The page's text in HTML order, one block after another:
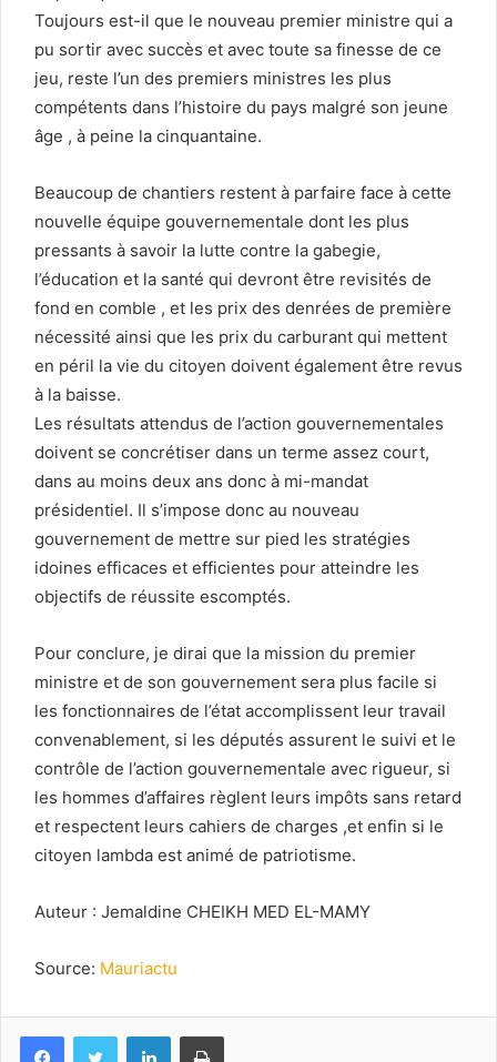
Toujours est-il que le nouveau premier ministre qui a
pu sortir avec succès et avec toute sa finesse de ce
jeu, reste l’un des premiers ministres les plus
compétents dans l’histoire du pays malgré son jeune
âge , à peine la cinquantaine.
Beaucoup de chantiers restent à parfaire face à cette
nouvelle équipe gouvernementale dont les plus
pressants à savoir la lutte contre la gabegie,
l’éducation et la santé qui devront être revisités de
fond en comble , et les prix des denrées de première
nécessité ainsi que les prix du carburant qui mettent
en péril la vie du citoyen doivent également être revus
à la baisse.
Les résultats attendus de l’action gouvernementales
doivent se concrétiser dans un terme assez court,
dans au moins deux ans donc à mi-mandat
présidentiel. Il s’impose donc au nouveau
gouvernement de mettre sur pied les stratégies
idoines efficaces et efficientes pour atteindre les
objectifs de réussite escomptés.
Pour conclure, je dirai que la mission du premier
ministre et de son gouvernement sera plus facile si
les fonctionnaires de l’état accomplissent leur travail
convenablement, si les députés assurent le suivi et le
contrôle de l’action gouvernementale avec rigueur, si
les hommes d’affaires règlent leurs impôts sans retard
et respectent leurs cahiers de charges ,et enfin si le
citoyen lambda est animé de patriotisme.
Auteur : Jemaldine CHEIKH MED EL-MAMY
Source: Mauriactu
FacebookTwitter LinkedinImprimer